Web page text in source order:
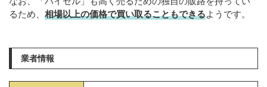
るため、 相場以上の価格で買い取ることもできるようです。
業者情報